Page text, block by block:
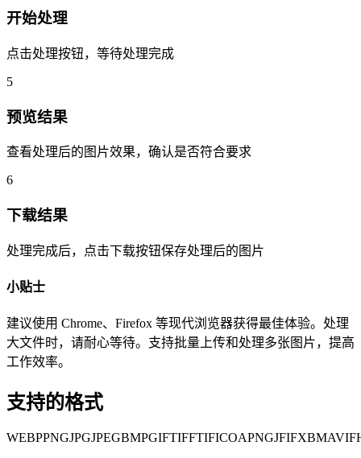
开始处理
点击处理按钮，等待处理完成
5
预览结果
查看处理后的图片效果，确认是否符合要求
6
下载结果
处理完成后，点击下载按钮保存处理后的图片
小贴士
建议使用 Chrome、Firefox 等现代浏览器获得最佳体验。处理
大文件时，请耐心等待。支持批量上传和处理多张图片，提高
工作效率。
支持的格式
WEBPPNGJPGJPEGBMPGIFTIFFTIFICOAPNGJFIFXBMAVIF